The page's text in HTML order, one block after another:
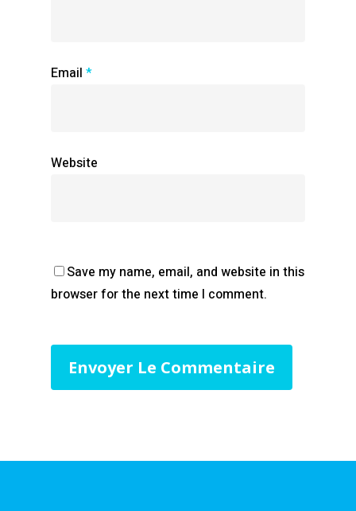
Email *
Website
Save my name, email, and website in this
browser for the next time I comment.